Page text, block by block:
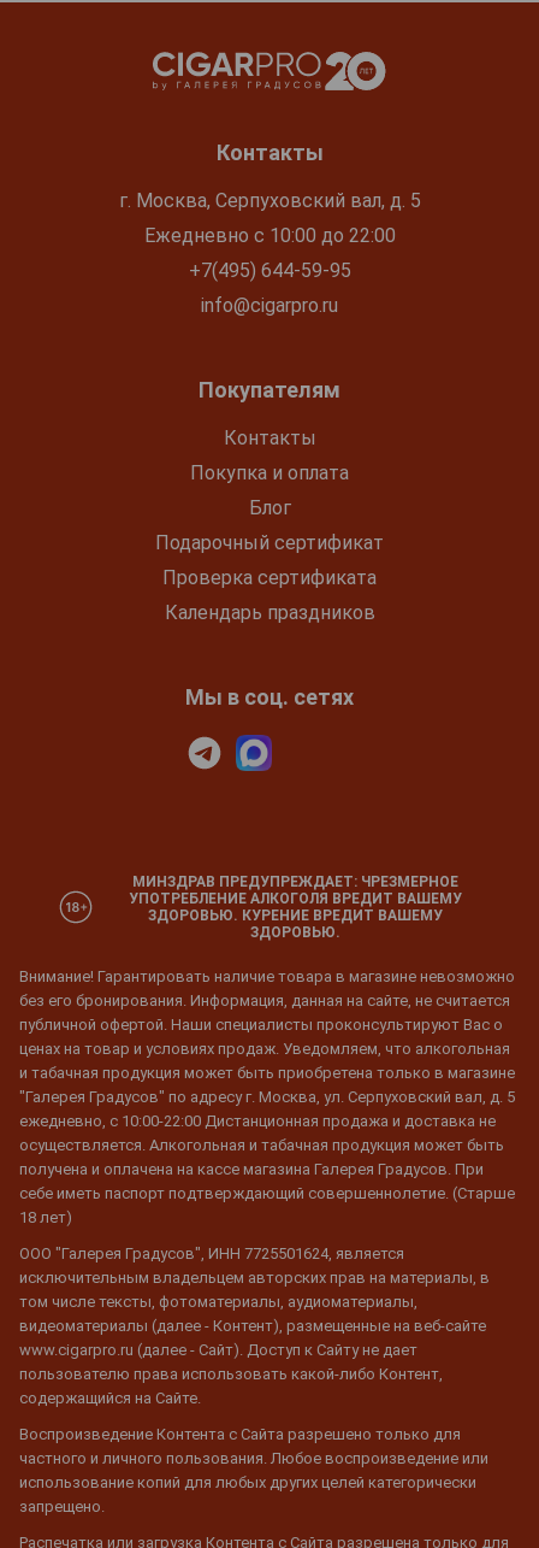
Контакты
г. Москва, Серпуховский вал, д. 5
Ежедневно с 10:00 до 22:00
+7(495) 644-59-95
info@cigarpro.ru
Покупателям
Контакты
Покупка и оплата
Блог
Подарочный сертификат
Проверка сертификата
Календарь праздников
Мы в соц. сетях
МИНЗДРАВ ПРЕДУПРЕЖДАЕТ: ЧРЕЗМЕРНОЕ
УПОТРЕБЛЕНИЕ АЛКОГОЛЯ ВРЕДИТ ВАШЕМУ
ЗДОРОВЬЮ. КУРЕНИЕ ВРЕДИТ ВАШЕМУ
ЗДОРОВЬЮ.
Внимание! Гарантировать наличие товара в магазине невозможно
без его бронирования. Информация, данная на сайте, не считается
публичной офертой. Наши специалисты проконсультируют Вас о
ценах на товар и условиях продаж. Уведомляем, что алкогольная
и табачная продукция может быть приобретена только в магазине
"Галерея Градусов" по адресу г. Москва, ул. Серпуховский вал, д. 5
ежедневно, с 10:00-22:00 Дистанционная продажа и доставка не
осуществляется. Алкогольная и табачная продукция может быть
получена и оплачена на кассе магазина Галерея Градусов. При
себе иметь паспорт подтверждающий совершеннолетие. (Старше
18 лет)
ООО "Галерея Градусов", ИНН 7725501624, является
исключительным владельцем авторских прав на материалы, в
том числе тексты, фотоматериалы, аудиоматериалы,
видеоматериалы (далее - Контент), размещенные на веб-сайте
www.cigarpro.ru (далее - Сайт). Доступ к Сайту не дает
пользователю права использовать какой-либо Контент,
содержащийся на Сайте.
Воспроизведение Контента с Сайта разрешено только для
частного и личного пользования. Любое воспроизведение или
использование копий для любых других целей категорически
запрещено.
Распечатка или загрузка Контента с Сайта разрешена только для